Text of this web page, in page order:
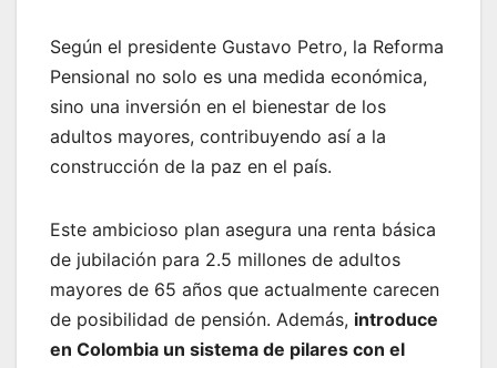
Según el presidente Gustavo Petro, la Reforma
Pensional no solo es una medida económica,
sino una inversión en el bienestar de los
adultos mayores, contribuyendo así a la
construcción de la paz en el país.
Este ambicioso plan asegura una renta básica
de jubilación para 2.5 millones de adultos
mayores de 65 años que actualmente carecen
de posibilidad de pensión. Además, introduce
en Colombia un sistema de pilares con el